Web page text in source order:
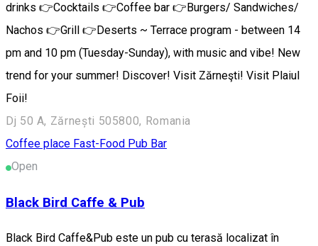
drinks 👉Cocktails 👉Coffee bar 👉Burgers/ Sandwiches/
Nachos 👉Grill 👉Deserts ~ Terrace program - between 14
pm and 10 pm (Tuesday-Sunday), with music and vibe! New
trend for your summer! Discover! Visit Zărneşti! Visit Plaiul
Foii!
Dj 50 A, Zărnești 505800, Romania
Coffee place Fast-Food Pub Bar
Open
Black Bird Caffe & Pub
Black Bird Caffe&Pub este un pub cu terasă localizat în